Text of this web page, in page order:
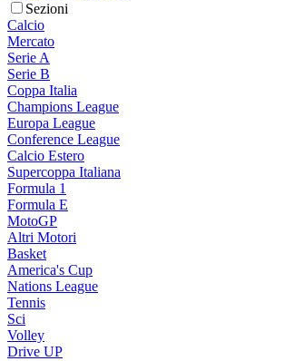
Sezioni
Calcio
Mercato
Serie A
Serie B
Coppa Italia
Champions League
Europa League
Conference League
Calcio Estero
Supercoppa Italiana
Formula 1
Formula E
MotoGP
Altri Motori
Basket
America's Cup
Nations League
Tennis
Sci
Volley
Drive UP